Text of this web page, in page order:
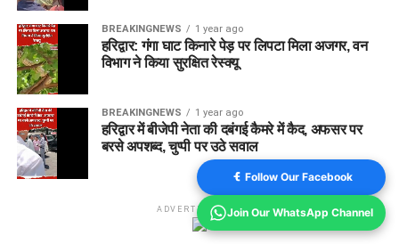
BREAKINGNEWS 1 year ago
हरिद्वार: गंगा घाट किनारे पेड़ पर लिपटा मिला अजगर, वन
विभाग ने किया सुरक्षित रेस्क्यू
BREAKINGNEWS 1 year ago
हरिद्वार में बीजेपी नेता की दबंगई कैमरे में कैद, अफसर पर
बरसे अपशब्द, चुप्पी पर उठे सवाल
ADVERTISEMENT
Follow Our Facebook
Join Our WhatsApp Channel